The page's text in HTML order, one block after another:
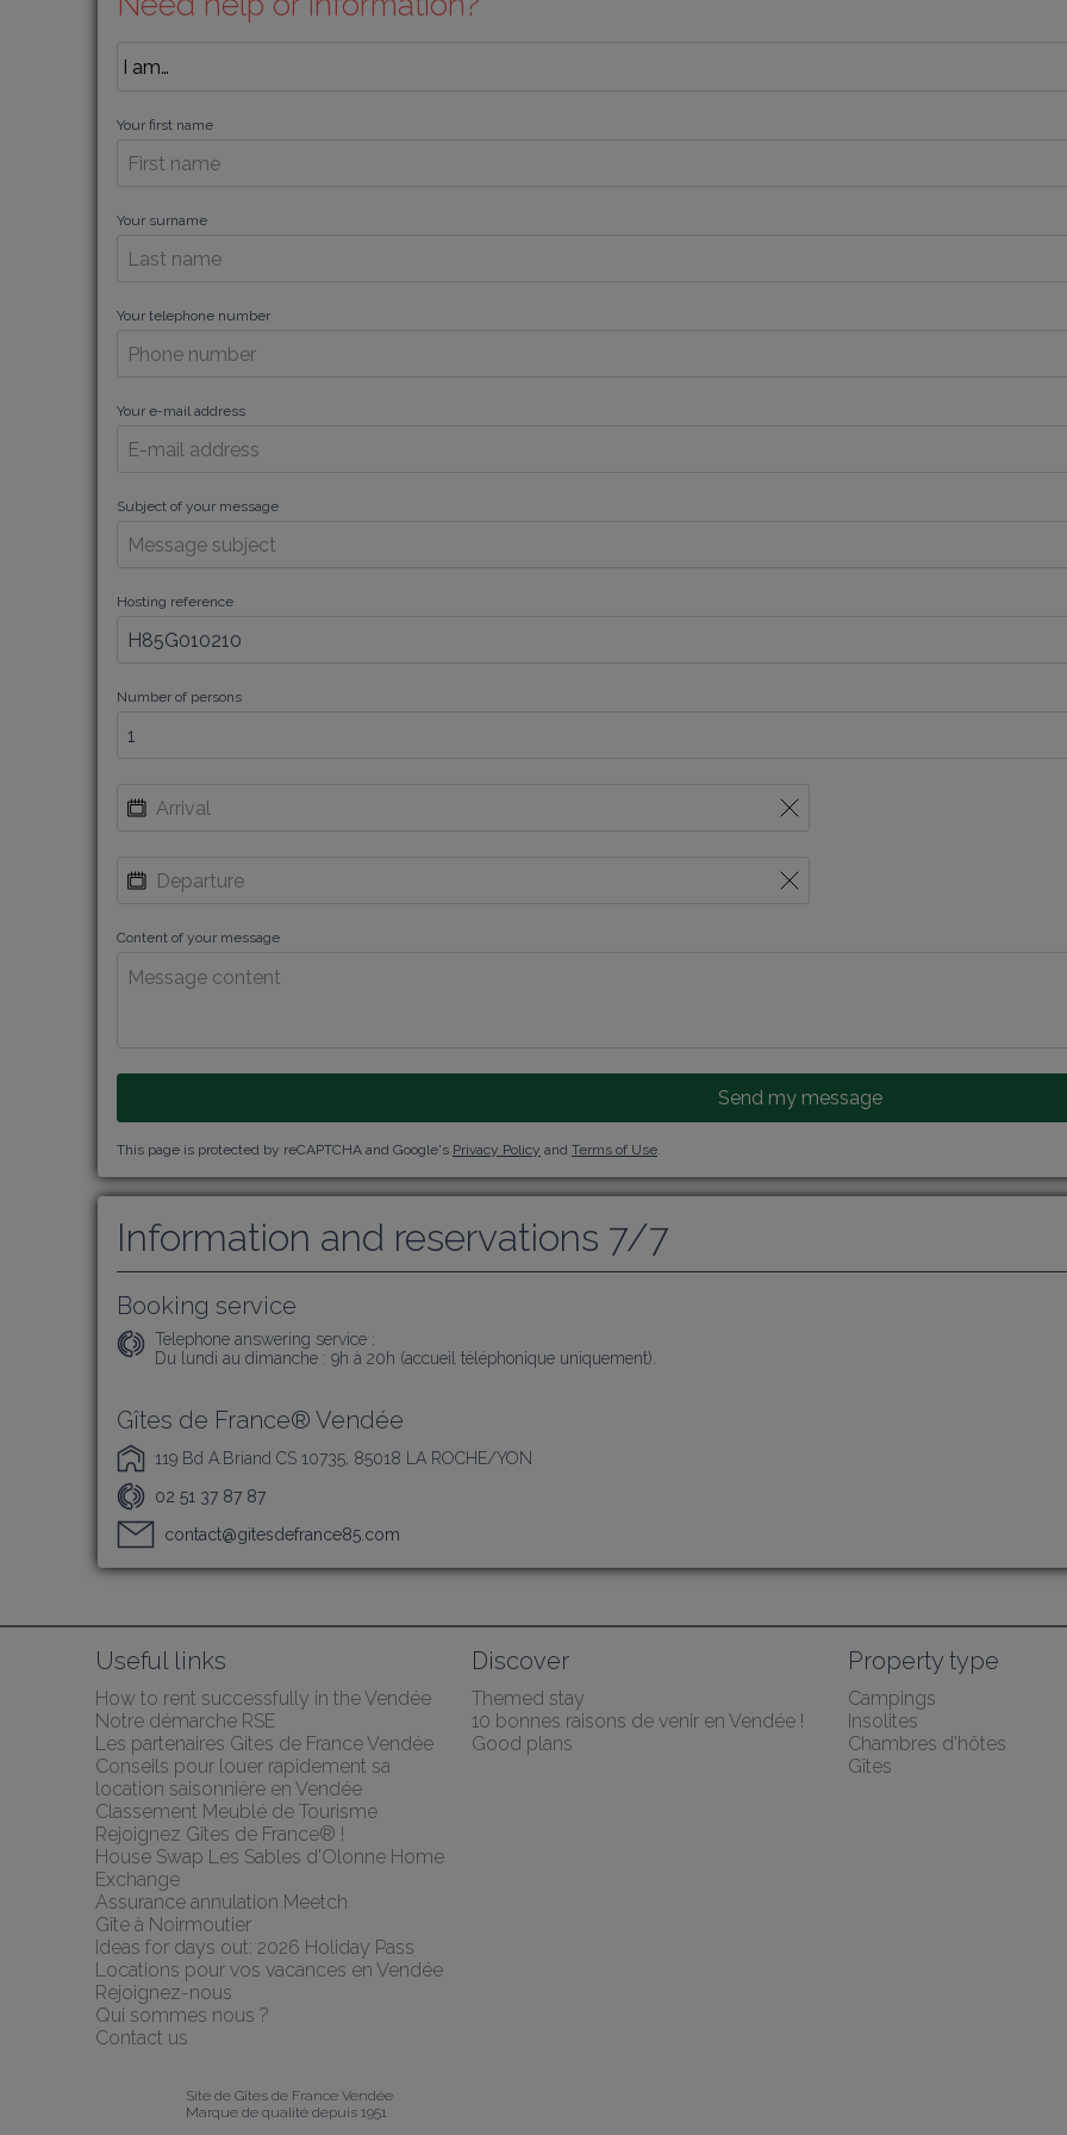
Your first name
Your surname
Your telephone number
Your e-mail address
Subject of your message
Hosting reference
Number of persons
Content of your message
Send my message
This page is protected by reCAPTCHA and Google's Privacy Policy and Terms of Use.
Information and reservations 7/7
Booking service
Telephone answering service :
Du lundi au dimanche : 9h à 20h (accueil téléphonique uniquement).
Gîtes de France® Vendée
119 Bd A.Briand CS 10735, 85018 LA ROCHE/YON
02 51 37 87 87
contact@gitesdefrance85.com
Useful links
How to rent successfully in the Vendée
Notre démarche RSE
Les partenaires Gites de France Vendée
Conseils pour louer rapidement sa
location saisonnière en Vendée
Classement Meublé de Tourisme
Rejoignez Gîtes de France® !
House Swap Les Sables d'Olonne Home
Exchange
Assurance annulation Meetch
Gîte à Noirmoutier
Ideas for days out: 2026 Holiday Pass
Locations pour vos vacances en Vendée
Rejoignez-nous
Qui sommes nous ?
Contact us
Discover
Themed stay
10 bonnes raisons de venir en Vendée !
Good plans
Property type
Campings
Insolites
Chambres d'hôtes
Gîtes
Site de Gîtes de France Vendée
Marque de qualité depuis 1951